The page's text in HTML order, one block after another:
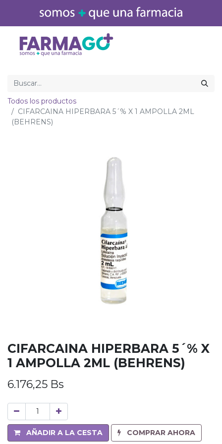
Todos los productos
CIFARCAINA HIPERBARA 5´% X 1 AMPOLLA 2ML
(BEHRENS)
CIFARCAINA HIPERBARA 5´% X
1 AMPOLLA 2ML (BEHRENS)
6.176,25 Bs
AÑADIR A LA CESTA COMPRAR AHORA